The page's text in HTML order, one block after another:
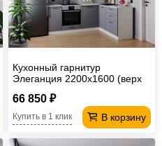
Кухонный гарнитур
Элеганция 2200х1600 (верх
66 850 ₽
В корзину
Купить в 1 клик